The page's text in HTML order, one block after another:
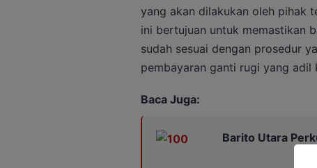
yang akan dilakukan oleh pihak
ini bertujuan untuk memastikan
sudah sesuai dengan prosedur
pembayaran ganti rugi yang adil
Baca Juga:
Barito Utara